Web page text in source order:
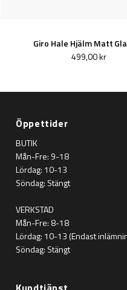
Giro Hale Hjälm Matt
499,00 kr
Öppettider
BUTIK
Mån-Fre: 9-18
Lördag: 10-13
Söndag: Stängt
VERKSTAD
Mån-Fre: 8-18
Lördag: 10-13 (Endast
Söndag: Stängt